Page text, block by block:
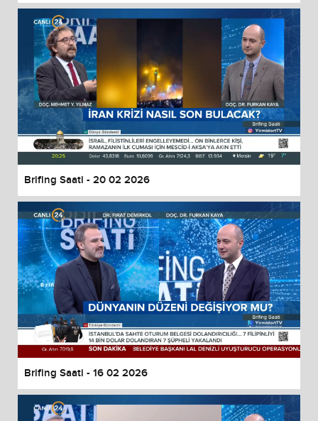
Brifing Saati - 20 02 2026
Brifing Saati - 16 02 2026